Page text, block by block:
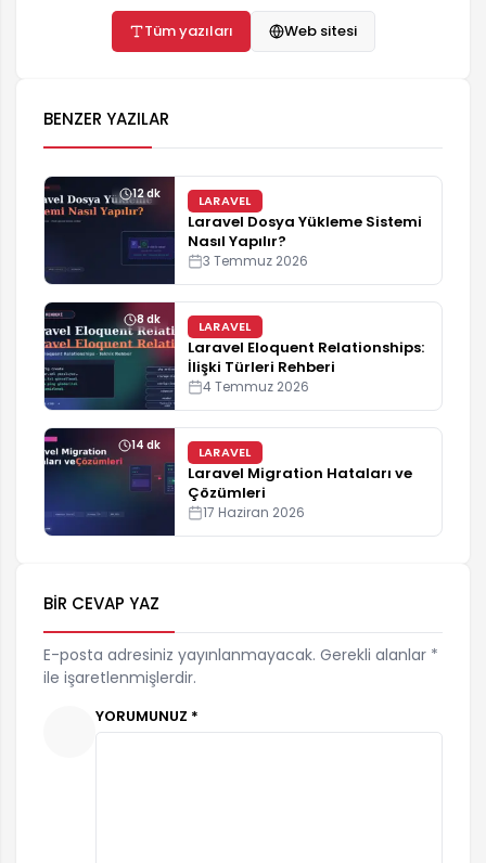
yazılımcıdır. ozgurbayram.com'da hosting,
önbellekleme, teknik SEO ve yapay zekâ API
entegrasyonları konularında gerçek proje
destek@ozgurbayram.com
Tüm yazıları Web sitesi
BENZER YAZILAR
12 dk LARAVEL
Laravel Dosya Yükleme Sistemi
Nasıl Yapılır?
3 Temmuz 2026
8 dk LARAVEL
Laravel Eloquent Relationships:
İlişki Türleri Rehberi
4 Temmuz 2026
14 dk LARAVEL
Laravel Migration Hataları ve
Çözümleri
17 Haziran 2026
BIR CEVAP YAZ
E-posta adresiniz yayınlanmayacak. Gerekli alanlar *
ile işaretlenmişlerdir.
YORUMUNUZ *